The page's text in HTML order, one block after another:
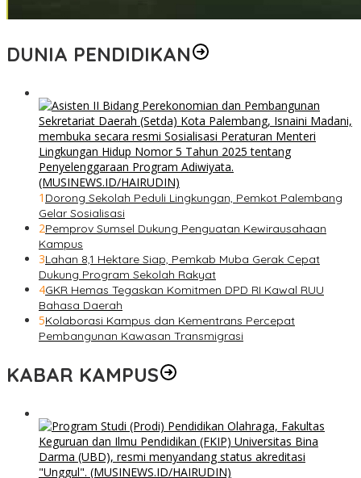
DUNIA PENDIDIKAN
1 Dorong Sekolah Peduli Lingkungan, Pemkot Palembang
Gelar Sosialisasi
2Pemprov Sumsel Dukung Penguatan Kewirausahaan
Kampus
3Lahan 8,1 Hektare Siap, Pemkab Muba Gerak Cepat
Dukung Program Sekolah Rakyat
4GKR Hemas Tegaskan Komitmen DPD RI Kawal RUU
Bahasa Daerah
5Kolaborasi Kampus dan Kementrans Percepat
Pembangunan Kawasan Transmigrasi
KABAR KAMPUS